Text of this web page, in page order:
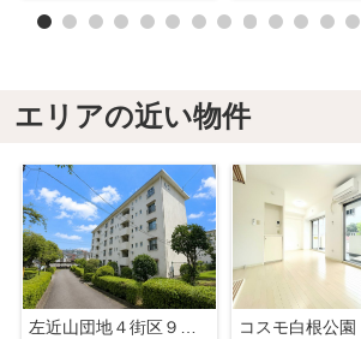
エリアの近い物件
左近山団地４街区９棟 バス停徒歩4分/リノベーション物件/南西向きバルコニー
コスモ白根公園